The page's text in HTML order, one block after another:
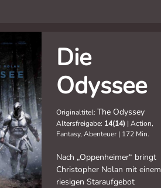
Die
Odyssee
Originaltitel: The Odyssey
Altersfreigabe: 14(14) | Action,
Fantasy, Abenteuer | 172 Min.
Nach „Oppenheimer“ bringt
Christopher Nolan mit einem
riesigen Staraufgebot